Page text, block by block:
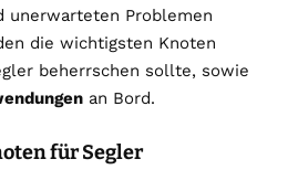
unerwarteten Problemen
die wichtigsten Knoten
beherrschen sollte, sowie
an Bord.
für Segler